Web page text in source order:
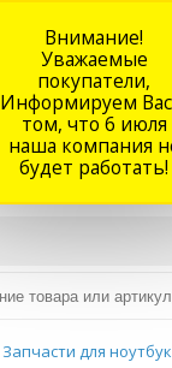
Запчасти для
Внимание!
Уважаемые
покупатели,
Информируем
том, что 6 июля
наша компания
будет работать!